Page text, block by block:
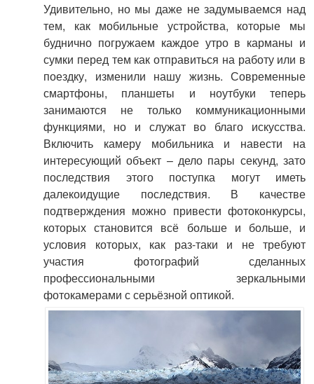
Удивительно, но мы даже не задумываемся над
тем, как мобильные устройства, которые мы
буднично погружаем каждое утро в карманы и
сумки перед тем как отправиться на работу или в
поездку, изменили нашу жизнь. Современные
смартфоны, планшеты и ноутбуки теперь
занимаются не только коммуникационными
функциями, но и служат во благо искусства.
Включить камеру мобильника и навести на
интересующий объект – дело пары секунд, зато
последствия этого поступка могут иметь
далекоидущие последствия. В качестве
подтверждения можно привести фотоконкурсы,
которых становится всё больше и больше, и
условия которых, как раз-таки и не требуют
участия фотографий сделанных
профессиональными зеркальными
фотокамерами с серьёзной оптикой.